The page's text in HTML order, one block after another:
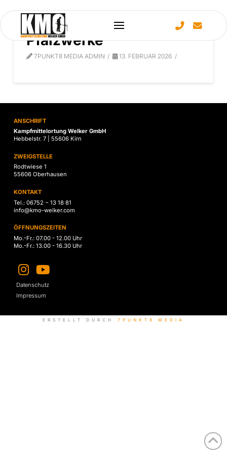
Pfalzwerke
7PUNKT8 MEDIA ADMIN 13. FEBRUAR 2026
ANSCHRIFT
Kampfmittelortung Welker GmbH
Hebbelstr. 7 | 55606 Kirn
ZWEIGSTELLE
Rodtwiese 1
55606 Oberhausen
KONTAKT
Tel.: 06752 − 13 18 81
info@kmo-welker.com
ÖFFNUNGSZEITEN
Mo.-Fr.: 07.00 - 12.00 Uhr
Mo.-Fr.: 13.00 - 16.30 Uhr
Datenschutz
Impressum
ERSTELLT DURCH 7PUNKT8 MEDIA